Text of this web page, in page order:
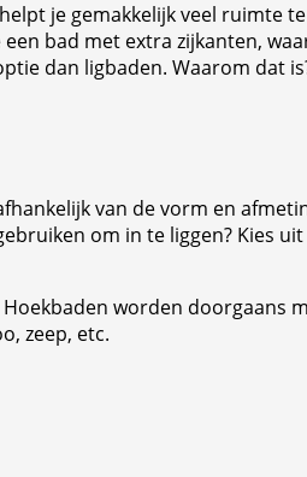
je gemakkelijk veel ruimte
bad met extra zijkanten,
dan ligbaden. Waarom dat
van de vorm en
om in te liggen? Kies
worden doorgaans
zeep, etc.